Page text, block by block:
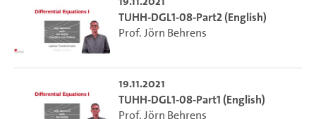
TUHH-DGL1-08-Part2 (English)
Prof. Jörn Behrens
19.11.2021
TUHH-DGL1-08-Part1 (English)
Prof. Jörn Behrens